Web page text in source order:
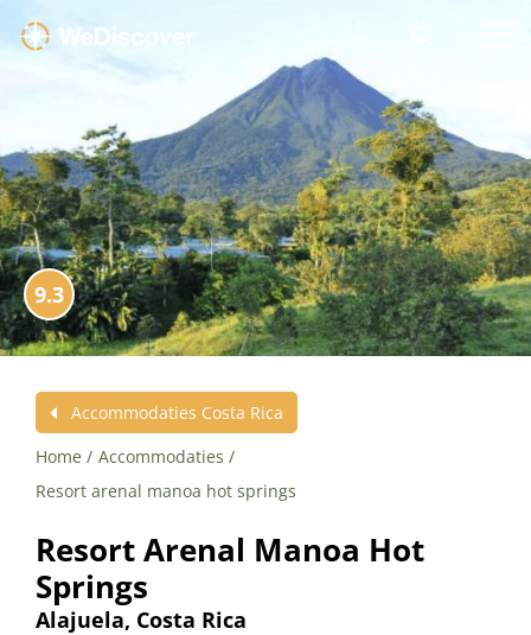
9.3
Accommodaties Costa Rica
Home
Accommodaties
Resort arenal manoa hot springs
Resort Arenal Manoa Hot
Springs
Alajuela, Costa Rica